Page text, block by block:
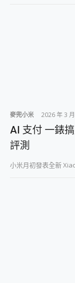
麥兜小米 2026 年 3
AI 支付 一錶
評測
小米月初發表全新